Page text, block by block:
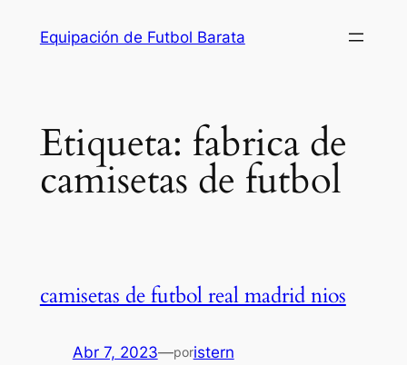
Equipación de Futbol Barata
Etiqueta: fabrica de
camisetas de futbol
camisetas de futbol real madrid nios
Abr 7, 2023—poristern